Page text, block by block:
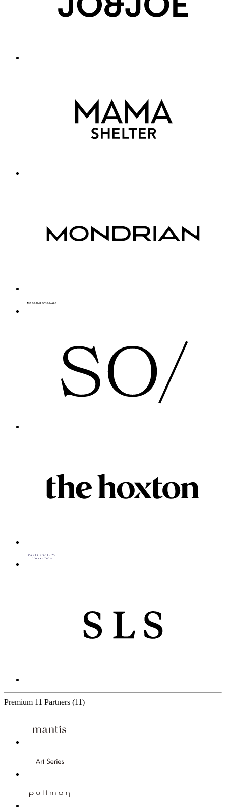
Premium 11 Partners (11)